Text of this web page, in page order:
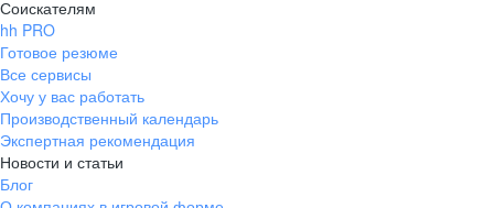
Соискателям
hh PRO
Готовое резюме
Все сервисы
Хочу у вас работать
Производственный календарь
Экспертная рекомендация
Новости и статьи
Блог